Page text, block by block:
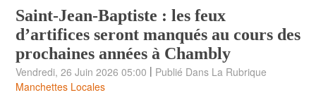
Saint-Jean-Baptiste : les feux
d’artifices seront manqués au cours des
prochaines années à Chambly
Vendredi, 26 Juin 2026 05:00 | Publié Dans La Rubrique
Manchettes Locales